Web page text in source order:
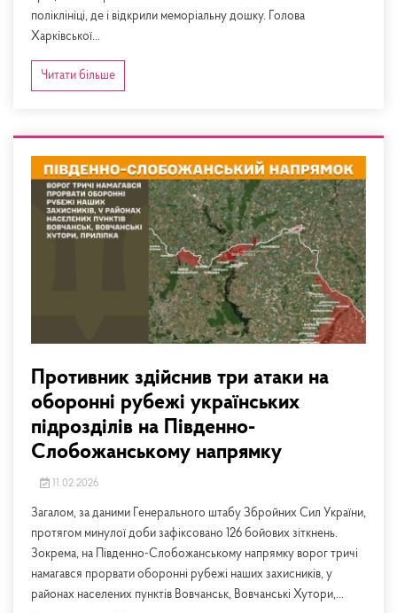
поліклініці, де і відкрили меморіальну дошку. Голова
Харківської...
Читати більше
Противник здійснив три атаки на
оборонні рубежі українських
підрозділів на Південно-
Слобожанському напрямку
11.02.2026
Загалом, за даними Генерального штабу Збройних Сил України,
протягом минулої доби зафіксовано 126 бойових зіткнень.
Зокрема, на Південно-Слобожанському напрямку ворог тричі
намагався прорвати оборонні рубежі наших захисників, у
районах населених пунктів Вовчанськ, Вовчанські Хутори,...